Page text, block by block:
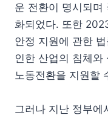
운 전환이 명시되며
화되었다. 또한
안정 지원에 관한
인한 산업의 침체
노동전환을 지원할
그러나 지난 정부에